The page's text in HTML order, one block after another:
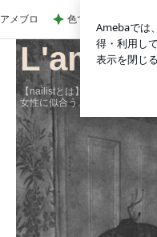
アメブロ 色で迷い決めた大人
L'amie
【nailistとは】nail artを
女性に似合う。fashionにとけ